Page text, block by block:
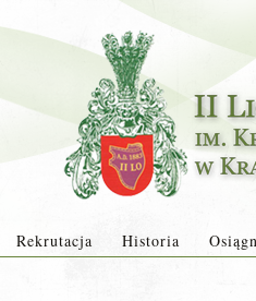
Rekrutacja Historia